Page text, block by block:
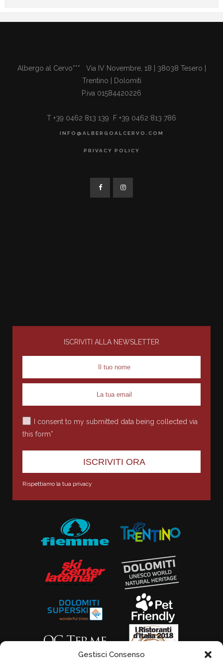
Gestisci Consenso
Albergo al Cervo*** Via IV Novembre, 18 | 38038 Tesero |
Trentino | Dolomiti
P.iva 01584420226
T +39 0462 813 139 F +39 0462 813 786
INFO@ALBERGOALCERVO.COM
PRIVACY POLICY
ISCRIVITI ALLA NEWSLETTER
I consent to my submitted data being collected via
this form*
Rispettiamo la tua privacy